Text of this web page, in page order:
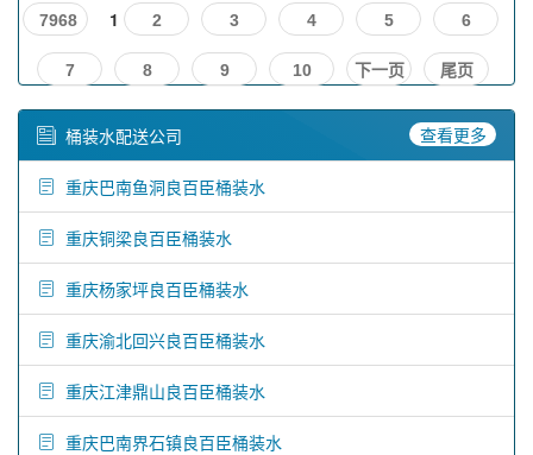
7968 1 2 3 4 5 6
7 8 9 10 下一页 尾页
桶装水配送公司 查看更多
重庆巴南鱼洞良百臣桶装水
重庆铜梁良百臣桶装水
重庆杨家坪良百臣桶装水
重庆渝北回兴良百臣桶装水
重庆江津鼎山良百臣桶装水
重庆巴南界石镇良百臣桶装水